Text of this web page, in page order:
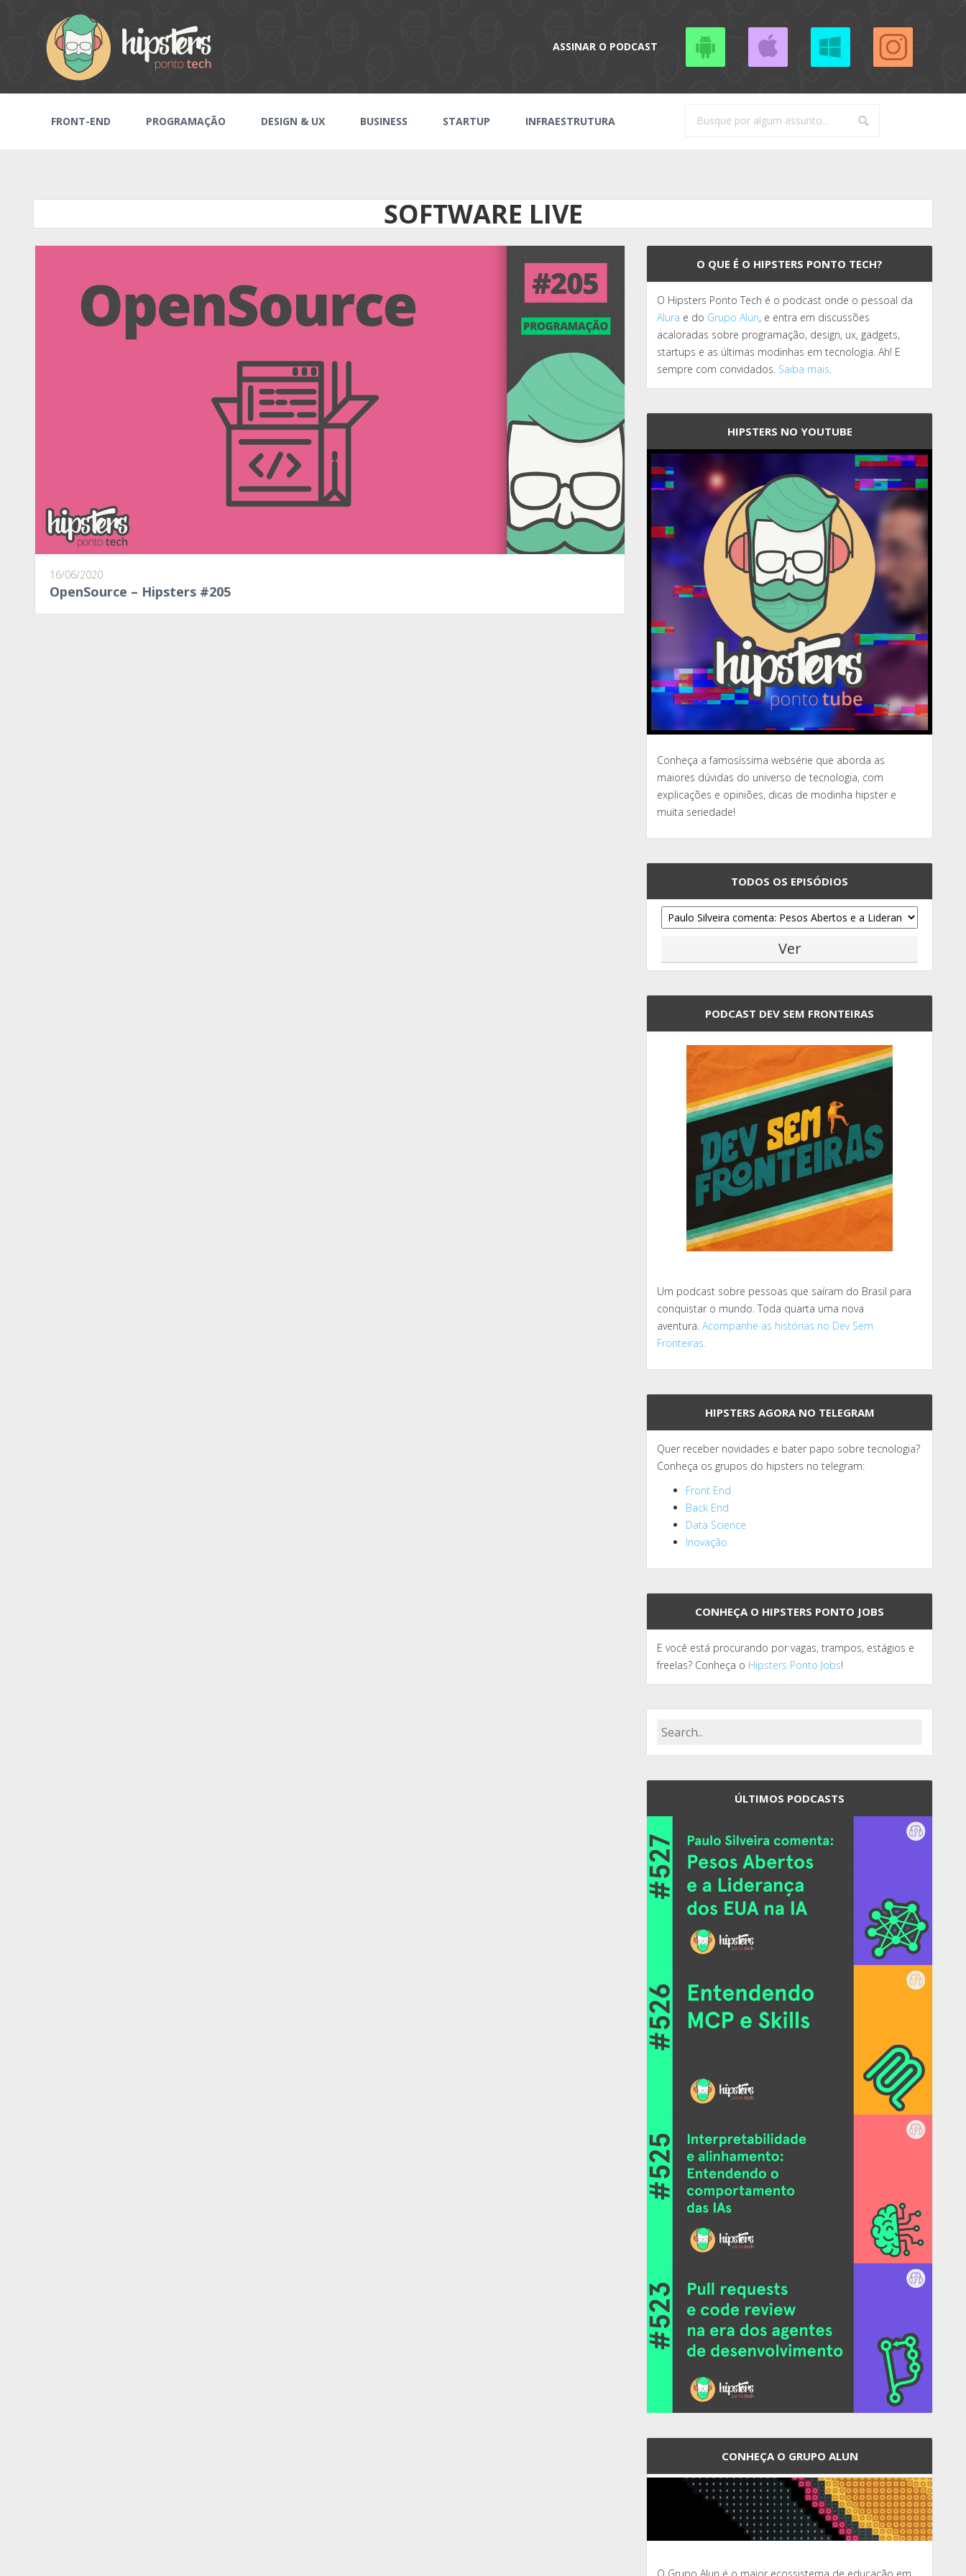
ASSINAR O PODCAST
FRONT-END PROGRAMAÇÃO DESIGN & UX BUSINESS STARTUP INFRAESTRUTURA
SOFTWARE LIVE
16/06/2020
OpenSource – Hipsters #205
O QUE É O HIPSTERS PONTO TECH?
O Hipsters Ponto Tech é o podcast onde o pessoal da
Alura e do Grupo Alun, e entra em discussões
acaloradas sobre programação, design, ux, gadgets,
startups e as últimas modinhas em tecnologia. Ah! E
sempre com convidados. Saiba mais.
HIPSTERS NO YOUTUBE
Conheça a famosíssima websérie que aborda as
maiores dúvidas do universo de tecnologia, com
explicações e opiniões, dicas de modinha hipster e
muita seriedade!
TODOS OS EPISÓDIOS
PODCAST DEV SEM FRONTEIRAS
Um podcast sobre pessoas que saíram do Brasil para
conquistar o mundo. Toda quarta uma nova
aventura.Acompanhe as histórias no Dev Sem
Fronteiras.
HIPSTERS AGORA NO TELEGRAM
Quer receber novidades e bater papo sobre tecnologia?
Conheça os grupos do hipsters no telegram:
Front End
Back End
Data Science
Inovação
CONHEÇA O HIPSTERS PONTO JOBS
E você está procurando por vagas, trampos, estágios e
freelas? Conheça o Hipsters Ponto Jobs!
ÚLTIMOS PODCASTS
CONHEÇA O GRUPO ALUN
O Grupo Alun é o maior ecossistema de educação em